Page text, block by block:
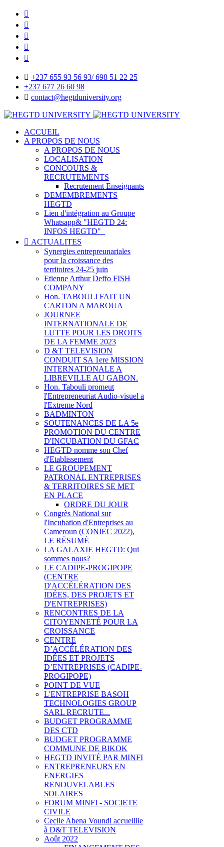
+237 655 93 56 93/ 698 51 22 25
+237 677 26 60 98
contact@hegtduniversity.org
ACCUEIL
A PROPOS DE NOUS
A PROPOS DE NOUS
LOCALISATION
CONCOURS &
RECRUTEMENTS
Recrutement Enseignants
DEMEMBREMENTS
HEGTD
Lien d'intégration au Groupe
Whatsapp& "HEGTD 24:
INFOS HEGTD"_
ACTUALITES
Synergies entrepreunariales
pour la croissance des
territoires 24-25 juin
Etienne Arthur Deffo FISH
COMPANY
Hon. TABOULI FAIT UN
CARTON A MAROUA
JOURNEE
INTERNATIONALE DE
LUTTE POUR LES DROITS
DE LA FEMME 2023
D &T TELEVISION
CONDUIT SA 1ere MISSION
INTERNATIONALE A
LIBREVILLE AU GABON.
Hon. Tabouli promeut
l'Entrepreneuriat Audio-visuel a
l'Extreme Nord
BADMINTON
SOUTENANCES DE LA 5e
PROMOTION DU CENTRE
D'INCUBATION DU GFAC
HEGTD nomme son Chef
d'Etablissement
LE GROUPEMENT
PATRONAL ENTREPRISES
& TERRITOIRES SE MET
EN PLACE
ORDRE DU JOUR
Congrès National sur
l'Incubation d'Entreprises au
Cameroun (CONIEC 2022),
LE RÉSUMÉ
LA GALAXIE HEGTD: Qui
sommes nous?
LE CADIPE-PROGIPOPE
(CENTRE
D'ACCÉLÉRATION DES
IDÉES, DES PROJETS ET
D'ENTREPRISES)
RENCONTRES DE LA
CITOYENNETÉ POUR LA
CROISSANCE
CENTRE
D’ACCÉLÉRATION DES
IDÉES ET PROJETS
D’ENTREPRISES (CADIPE-
PROGIPOPE)
POINT DE VUE
L'ENTREPRISE BASOH
TECHNOLOGIES GROUP
SARL RECRUTE...
BUDGET PROGRAMME
DES CTD
BUDGET PROGRAMME
COMMUNE DE BIKOK
HEGTD INVITÉ PAR MINFI
ENTREPRENEURS EN
ENERGIES
RENOUVELABLES
SOLAIRES
FORUM MINFI - SOCIETE
CIVILE
Cecile Abena Voundi accueillie
à D&T TELEVISION
Août 2022